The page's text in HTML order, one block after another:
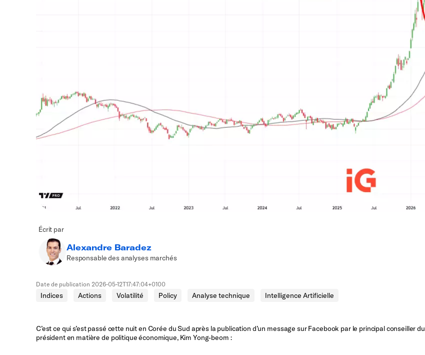
Écrit par
Alexandre Baradez
Responsable des analyses marchés
Date de publication 2026-05-12T17:47:04+0100
Indices Actions Volatilité Policy Analyse technique Intelligence Artificielle
C’est ce qui s’est passé cette nuit en Corée du Sud après la publication d’un message sur Facebook par le principal conseiller du
président en matière de politique économique, Kim Yong-beom :